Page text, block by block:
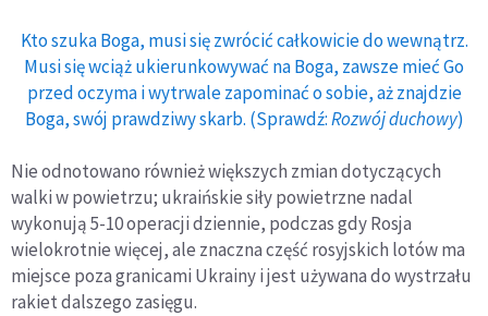
Kto szuka Boga, musi się zwrócić całkowicie do wewnątrz.
Musi się wciąż ukierunkowywać na Boga, zawsze mieć Go
przed oczyma i wytrwale zapominać o sobie, aż znajdzie
Boga, swój prawdziwy skarb. (Sprawdź:Rozwój duchowy)
Nie odnotowano również większych zmian dotyczących
walki w powietrzu; ukraińskie siły powietrzne nadal
wykonują 5-10 operacji dziennie, podczas gdy Rosja
wielokrotnie więcej, ale znaczna część rosyjskich lotów ma
miejsce poza granicami Ukrainy i jest używana do wystrzału
rakiet dalszego zasięgu.